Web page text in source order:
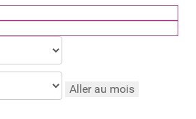
Aller au mois